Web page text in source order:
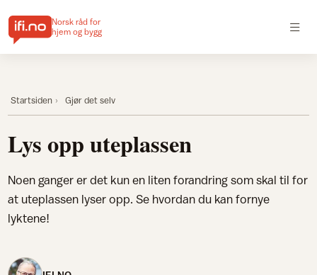
Norsk råd for
hjem og bygg
Startsiden Gjør det selv
Lys opp uteplassen
Noen ganger er det kun en liten forandring som skal til for
at uteplassen lyser opp. Se hvordan du kan fornye
lyktene!